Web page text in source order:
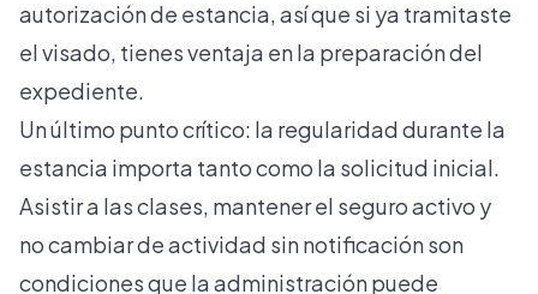
autorización de estancia, así que si ya tramitaste
el visado, tienes ventaja en la preparación del
expediente.
Un último punto crítico: la regularidad durante la
estancia importa tanto como la solicitud inicial.
Asistir a las clases, mantener el seguro activo y
no cambiar de actividad sin notificación son
condiciones que la administración puede